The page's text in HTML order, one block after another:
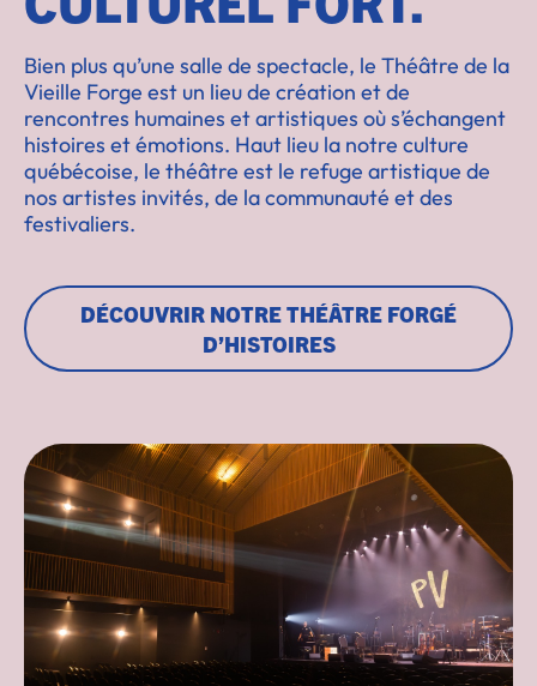
Bien plus qu’une salle de spectacle, le Théâtre de la
Vieille Forge est un lieu de création et de
rencontres humaines et artistiques où s’échangent
histoires et émotions. Haut lieu la notre culture
québécoise, le théâtre est le refuge artistique de
nos artistes invités, de la communauté et des
festivaliers.
DÉCOUVRIR NOTRE THÉÂTRE FORGÉ
D’HISTOIRES